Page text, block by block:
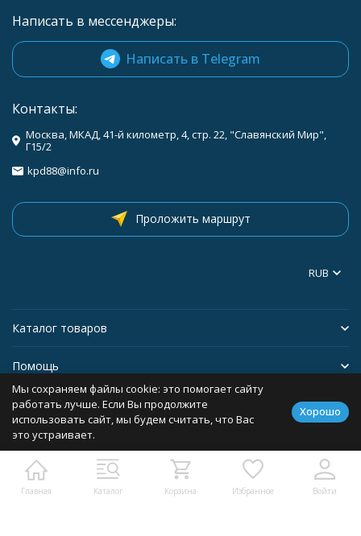
Главная Каталог Корзина Избранное Войти
Написать в мессенджеры:
Написать в Telegram
Контакты:
Москва, МКАД, 41-й километр, 4, стр. 22, "Славянский Мир",
Г15/2
kpd88@info.ru
Проложить маршрут
RUB
Каталог товаров
Помощь
Информация
Политика персональных данных
Мы сохраняем файлы cookie: это помогает сайту
работать лучше. Если Вы продолжите
использовать сайт, мы будем считать, что Вас
это устраивает.
Хорошо